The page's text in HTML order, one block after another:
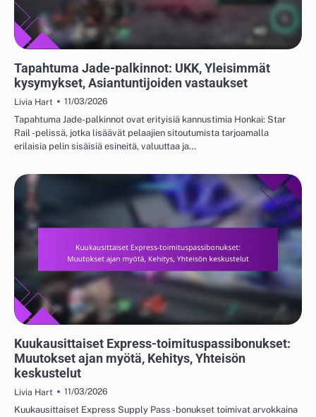
Tapahtuma Jade-palkinnot: UKK, Yleisimmät
kysymykset, Asiantuntijoiden vastaukset
Livia Hart
11/03/2026
Tapahtuma Jade-palkinnot ovat erityisiä kannustimia Honkai: Star
Rail -pelissä, jotka lisäävät pelaajien sitoutumista tarjoamalla
erilaisia pelin sisäisiä esineitä, valuuttaa ja…
Kuukausittaiset Express-toimituspassibonukset:
Muutokset ajan myötä, Kehitys, Yhteisön
keskustelut
Livia Hart
11/03/2026
Kuukausittaiset Express Supply Pass -bonukset toimivat arvokkaina